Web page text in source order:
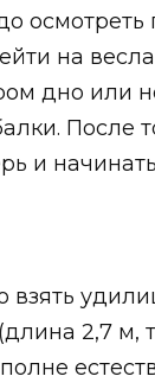
на
дно или
После
и начинать
2,7 м,